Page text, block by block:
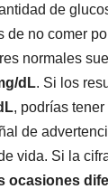
de
de no comer
normales
dL. Si los
, podrías tener
de
vida. Si la
ocasiones